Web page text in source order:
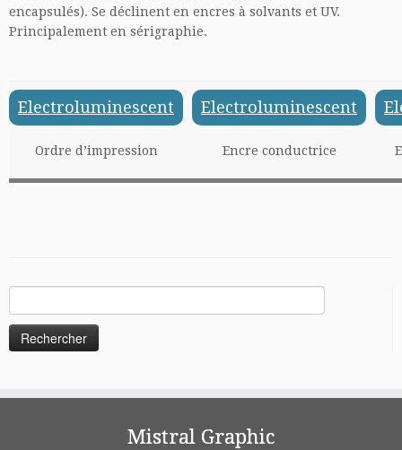
encapsulés). Se déclinent en encres à solvants et UV.
Principalement en sérigraphie.
Electroluminescent
Ordre d’impression
Electroluminescent
Encre conductrice
Mistral Graphic